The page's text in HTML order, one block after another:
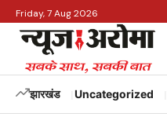
Friday, 7 Aug 2026
झारखंड Uncategorized